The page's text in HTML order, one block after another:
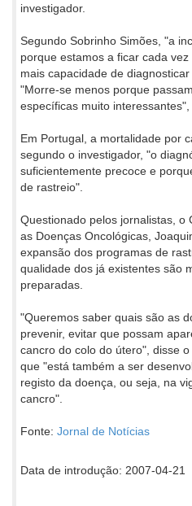
investigador.
Segundo Sobrinho Simões, "a
porque estamos a ficar cada
mais capacidade de
"Morre-se menos porque
específicas muito interessantes",
Em Portugal, a mortalidade por
segundo o investigador, "o
suficientemente precoce e
de rastreio".
Questionado pelos jornalistas, o
as Doenças Oncológicas,
expansão dos programas de
qualidade dos já existentes são
preparadas.
"Queremos saber quais são as
prevenir, evitar que possam
cancro do colo do útero", disse
que "está também a ser
registo da doença, ou seja, na
cancro".
Fonte: Jornal de Notícias
Data de introdução: 2007-04-21